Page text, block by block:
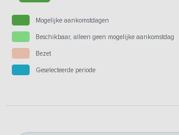
Mogelijke aankomstdagen
Beschikbaar, alleen geen mogelijke aankomstdag
Bezet
Geselecteerde periode